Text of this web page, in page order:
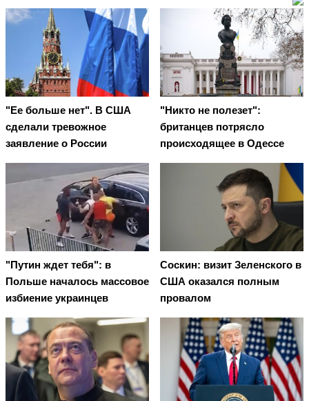
"Ее больше нет". В США
сделали тревожное
заявление о России
"Никто не полезет":
британцев потрясло
происходящее в Одессе
"Путин ждет тебя": в
Польше началось массовое
избиение украинцев
Соскин: визит Зеленского в
США оказался полным
провалом